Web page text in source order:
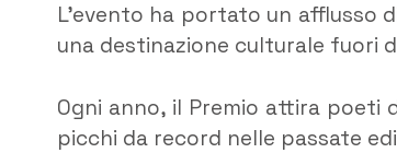
L’evento ha portato un afflusso
una destinazione culturale fuori
Ogni anno, il Premio attira poeti
picchi da record nelle passate